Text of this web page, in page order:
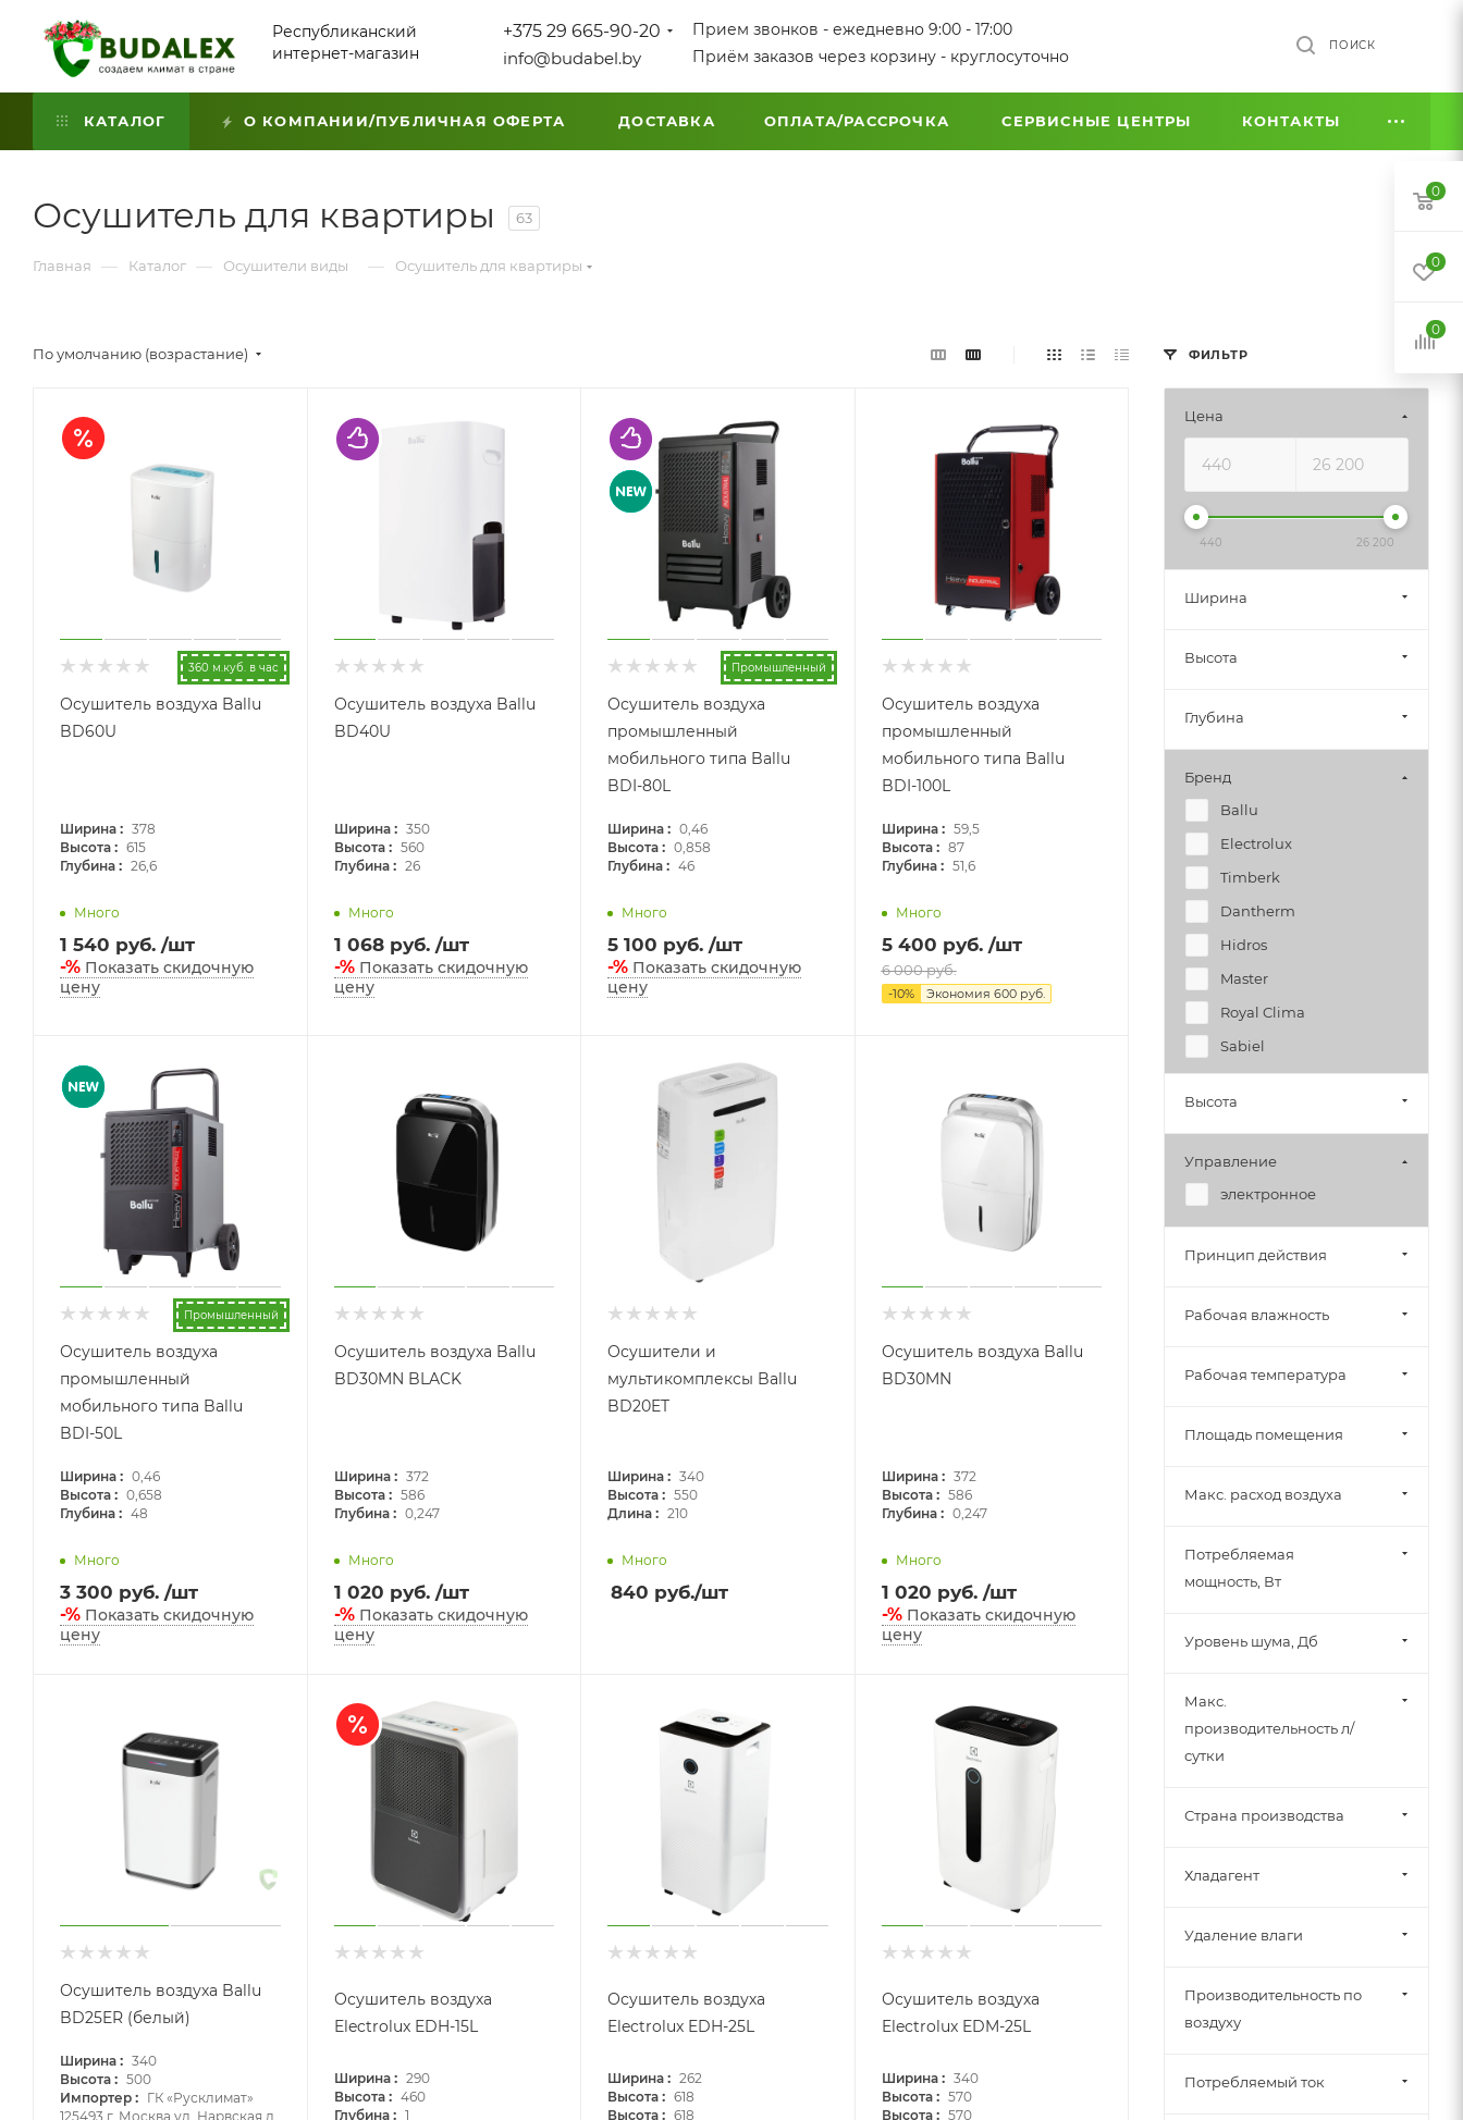
Республиканский
интернет-магазин
+375 29 665-90-20
info@budabel.by
Прием звонков - ежедневно 9:00 - 17:00
Приём заказов через корзину - круглосуточно
ПОИСК
КАТАЛОГ О КОМПАНИИ/ПУБЛИЧНАЯ ОФЕРТА ДОСТАВКА ОПЛАТА/РАССРОЧКА СЕРВИСНЫЕ ЦЕНТРЫ КОНТАКТЫ
Осушитель для квартиры 63
Главная — Каталог — Осушители виды — Осушитель для квартиры
По умолчанию (возрастание)
360 м.куб. в час
Осушитель воздуха Ballu
BD60U
Ширина : 378
Высота : 615
Глубина : 26,6
Много
1 540 руб. /шт
-% Показать скидочную
цену
Осушитель воздуха Ballu
BD40U
Ширина : 350
Высота : 560
Глубина : 26
Много
1 068руб. /шт
-%Показать скидочную
цену
Промышленный
Осушитель воздуха
промышленный
мобильного типа Ballu
BDI-80L
Ширина : 0,46
Высота : 0,858
Глубина : 46
Много
5 100 руб. /шт
-% Показать скидочную
цену
Осушитель воздуха
промышленный
мобильного типа Ballu
BDI-100L
Ширина : 59,5
Высота : 87
Глубина : 51,6
Много
5 400 руб. /шт
6 000руб.
-10% Экономия 600руб.
Промышленный
Осушитель воздуха
промышленный
мобильного типа Ballu
BDI-50L
Ширина : 0,46
Высота : 0,658
Глубина : 48
Много
3 300 руб. /шт
-% Показать скидочную
цену
Осушитель воздуха Ballu
BD30MN BLACK
Ширина : 372
Высота : 586
Глубина : 0,247
Много
1 020 руб. /шт
-%Показать скидочную
цену
Осушители и
мультикомплексы Ballu
BD20ET
Ширина : 340
Высота : 550
Длина : 210
Много
840 руб./шт
Осушитель воздуха Ballu
BD30MN
Ширина : 372
Высота : 586
Глубина : 0,247
Много
1 020 руб. /шт
-%Показать скидочную
цену
Осушитель воздуха Ballu
BD25ER (белый)
Ширина : 340
Высота : 500
Импортер : ГК «Русклимат»
125493 г. Москва ул. Нарвская д.
Осушитель воздуха
Electrolux EDH-15L
Ширина : 290
Высота : 460
Глубина : 1
Осушитель воздуха
Electrolux EDH-25L
Ширина : 262
Высота : 618
Высота : 618
Осушитель воздуха
Electrolux EDM-25L
Ширина : 340
Высота : 570
Высота : 570
ФИЛЬТР
Цена
440 26 200
Ширина
Высота
Глубина
Бренд
Ballu
Electrolux
Timberk
Dantherm
Hidros
Master
Royal Clima
Sabiel
Высота
Управление
электронное
Принцип действия
Рабочая влажность
Рабочая температура
Площадь помещения
Макс. расход воздуха
Потребляемая
мощность, Вт
Уровень шума, Дб
Макс.
производительность л/
сутки
Страна производства
Хладагент
Удаление влаги
Производительность по
воздуху
Потребляемый ток
0
0
0